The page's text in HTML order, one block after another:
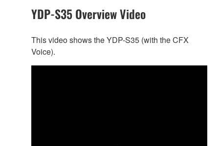
YDP-S35 Overview Video
This video shows the YDP-S35 (with the CFX
Voice).